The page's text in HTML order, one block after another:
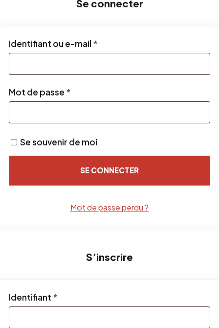
Se connecter
Identifiant ou e-mail *
Mot de passe *
Se souvenir de moi
SE CONNECTER
Mot de passe perdu ?
S’inscrire
Identifiant *